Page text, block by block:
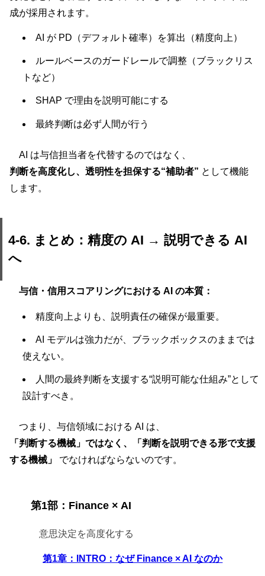
成が採用されます。
AI が PD（デフォルト確率）を算出（精度向上）
ルールベースのガードレールで調整（ブラックリス
トなど）
SHAP で理由を説明可能にする
最終判断は必ず人間が行う
AI は与信担当者を代替するのではなく、
判断を高度化し、透明性を担保する“補助者” として機能
します。
4-6. まとめ：精度の AI → 説明できる AI
へ
与信・信用スコアリングにおける AI の本質：
精度向上よりも、説明責任の確保が最重要。
AI モデルは強力だが、ブラックボックスのままでは
使えない。
人間の最終判断を支援する“説明可能な仕組み”として
設計すべき。
つまり、与信領域における AI は、
「判断する機械」ではなく、「判断を説明できる形で支援
する機械」
でなければならないのです。
第1部：Finance × AI
意思決定を高度化する
第1章：INTRO：なぜ Finance × AI なのか